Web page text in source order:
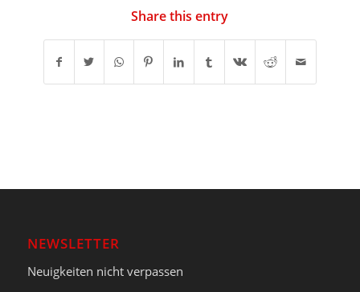
Share this entry
NEWSLETTER
Neuigkeiten nicht verpassen